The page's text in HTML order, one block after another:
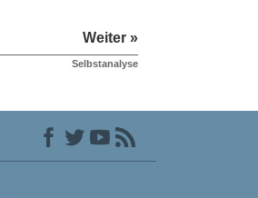
Weiter »
Selbstanalyse